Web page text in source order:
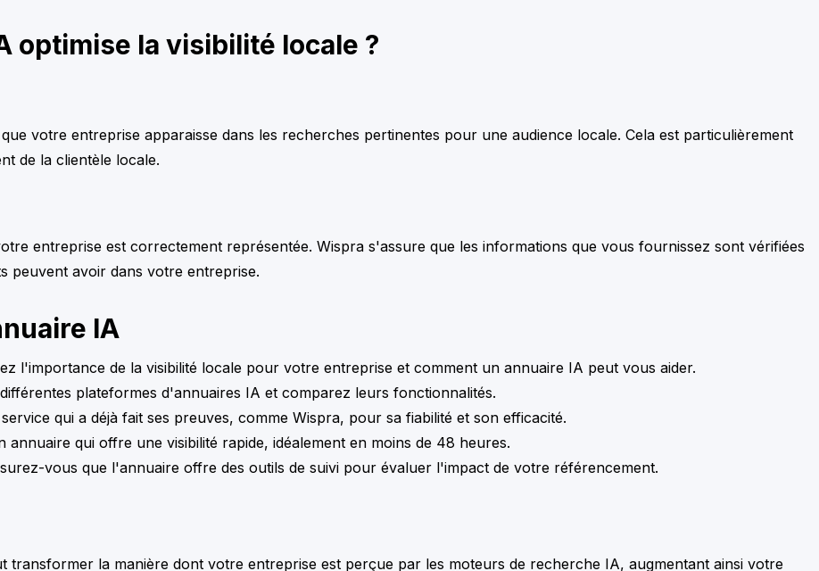
optimise la visibilité locale ?
votre entreprise apparaisse dans les recherches pertinentes pour une audience locale. Cela est particulièrement
de la clientèle locale.
entreprise est correctement représentée. Wispra s'assure que les informations que vous fournissez sont vérifiées
peuvent avoir dans votre entreprise.
IA
l'importance de la visibilité locale pour votre entreprise et comment un annuaire IA peut vous aider.
plateformes d'annuaires IA et comparez leurs fonctionnalités.
qui a déjà fait ses preuves, comme Wispra, pour sa fiabilité et son efficacité.
annuaire qui offre une visibilité rapide, idéalement en moins de 48 heures.
vous que l'annuaire offre des outils de suivi pour évaluer l'impact de votre référencement.
transformer la manière dont votre entreprise est perçue par les moteurs de recherche IA, augmentant ainsi votre